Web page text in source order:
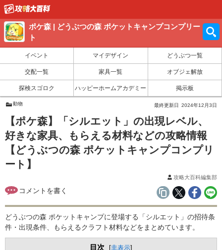
ポケ森 | どうぶつの森 ポケットキャンプコンプリー
ト
イベント マイデザイン どうぶつ一覧
交配一覧 家具一覧 オブジェ解放
探検スゴロク ハッピーホームアカデミー 掲示板
動物 最終更新日 2024年12月3日
【ポケ森】「シルエット」の出現レベル、
好きな家具、もらえる材料などの攻略情報
【どうぶつの森 ポケットキャンプコンプリ
ート】
攻略大百科編集部
どうぶつの森 ポケットキャンプに登場する「シルエット」の招待条
件・出現条件、もらえるクラフト材料などをまとめています。
目次 [非表示]